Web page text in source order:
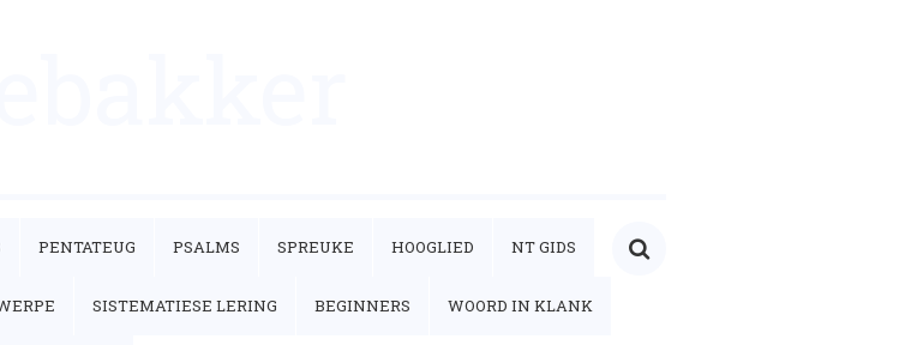
PENTATEUG PSALMS SPREUKE HOOGLIED NT GIDS
SISTEMATIESE LERING BEGINNERS WOORD IN KLANK